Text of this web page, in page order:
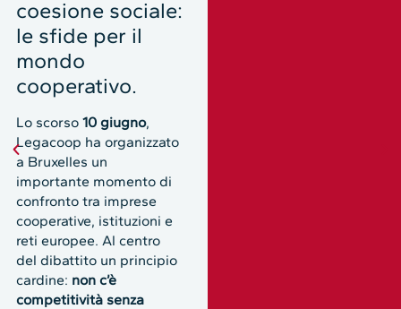
coesione sociale:
le sfide per il
mondo
cooperativo.
Lo scorso 10 giugno,
Legacoop ha organizzato
a Bruxelles un
importante momento di
confronto tra imprese
cooperative, istituzioni e
reti europee. Al centro
del dibattito un principio
cardine: non c’è
competitività senza